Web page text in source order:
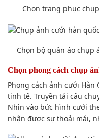
Chọn trang phục
Chọn bộ quần áo chụp
Chọn phong cách chụp
Phong cách ảnh cưới Hàn
tinh tế. Truyền tải câu
Nhìn vào bức hình cưới
nhận được sự thoải mái,